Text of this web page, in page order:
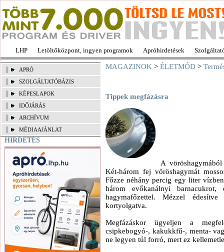
LHP Letöltőközpont, ingyen programok Apróhirdetések
APRÓ
SZOLGÁLTATÓBÁZIS
KÉPESLAPOK
IDŐJÁRÁS
ARCHÍVUM
MÉDIAAJÁNLAT
HIRDETÉS
MAGAZINOK > ÉLETMÓD >
Tippek megfázásra
A
Két-három fej vöröshagymát
Főzze néhány percig egy liter
három evőkanálnyi
hagymafőzettel. Mézzel
kortyolgatva.
Megfázáskor ügyeljen a
csipkebogyó-, kakukkfű-, menta-
ne legyen túl forró, mert ez